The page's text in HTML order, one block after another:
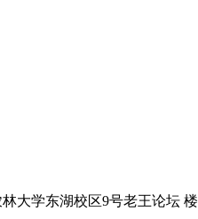
大学东湖校区9号老王论坛 楼